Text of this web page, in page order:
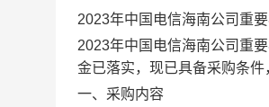
2023年中国电信海南公司重
2023年中国电信海南公司重
金已落实，现已具备采购条件
一、采购内容